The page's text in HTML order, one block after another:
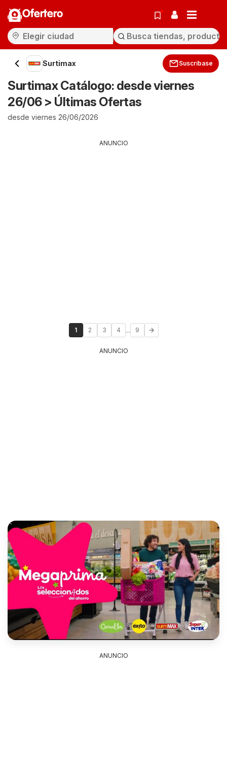
Ofertero
Surtimax Suscríbase
Surtimax Catálogo: desde viernes
26/06 > Últimas Ofertas
desde viernes 26/06/2026
ANUNCIO
1 2 3 4 ... 9
ANUNCIO
ANUNCIO